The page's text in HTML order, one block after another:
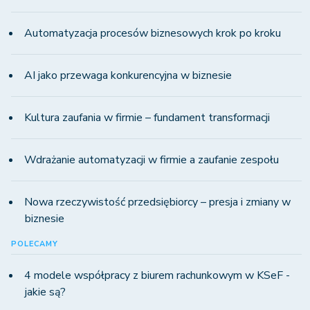
Automatyzacja procesów biznesowych krok po kroku
AI jako przewaga konkurencyjna w biznesie
Kultura zaufania w firmie – fundament transformacji
Wdrażanie automatyzacji w firmie a zaufanie zespołu
Nowa rzeczywistość przedsiębiorcy – presja i zmiany w
biznesie
POLECAMY
4 modele współpracy z biurem rachunkowym w KSeF -
jakie są?